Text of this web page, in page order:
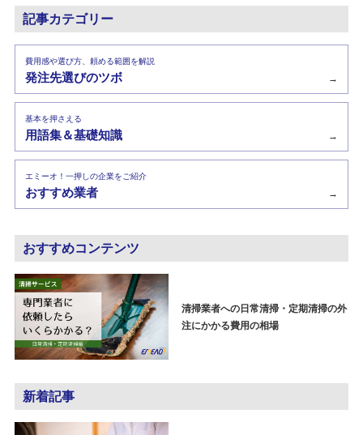
記事カテゴリー
費用感や選び方、頼める範囲を解説
発注先選びのツボ →
基本を押さえる
用語集＆基礎知識 →
エミーオ！一押しの企業をご紹介
おすすめ業者 →
おすすめコンテンツ
清掃業者への日常清掃・定期清掃の外
注にかかる費用の相場
新着記事